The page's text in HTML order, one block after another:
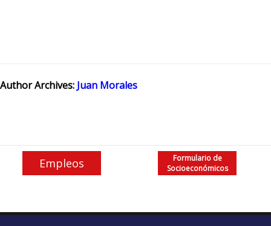
Empleos
Formulario de
Socioeconómicos
Author Archives: Juan Morales